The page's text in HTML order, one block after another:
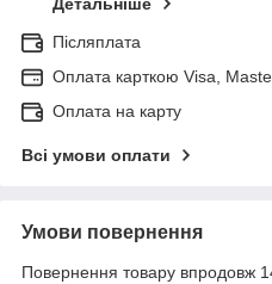
Детальніше
Післяплата
Оплата карткою Visa,
Оплата на карту
Всі умови оплати
Умови повернення
Повернення товару впродовж